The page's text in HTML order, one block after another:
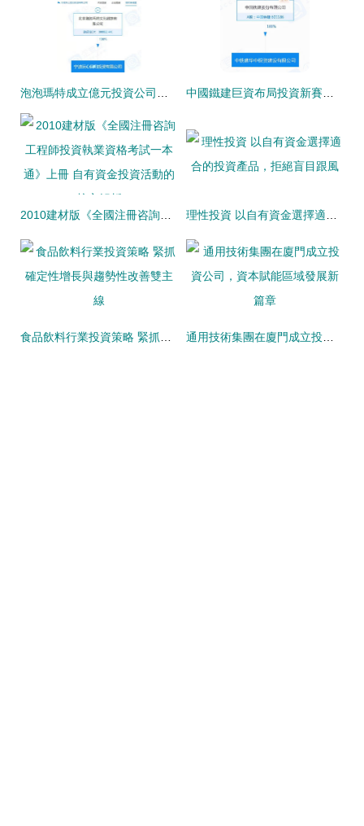
泡泡瑪特成立億元投資公司，以自有資金開啟戰略投資新篇章 中國鐵建巨資布局投資新賽道，注冊資本30億新公司揚帆起航
2010建材版《全國注冊咨詢工程師投資執業資格考試一本通》上冊 自有資金投資活動的核心解析 理性投資 以自有資金選擇適合的投資產品，拒絕盲目跟風
食品飲料行業投資策略 緊抓確定性增長與趨勢性改善雙主線 通用技術集團在廈門成立投資公司，資本賦能區域發展新篇章